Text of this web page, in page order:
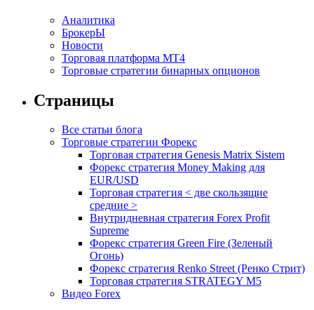
Аналитика
БрокерЫ
Новости
Торговая платформа МТ4
Торговые стратегии бинарных опционов
Страницы
Все статьи блога
Торговые стратегии Форекс
Торговая стратегия Genesis Matrix Sistem
Форекс стратегия Money Making для
EUR/USD
Торговая стратегия < две скользящие
средние >
Внутридневная стратегия Forex Profit
Supreme
Форекс стратегия Green Fire (Зеленый
Огонь)
Форекс стратегия Renko Street (Ренко Стрит)
Торговая стратегия STRATEGY M5
Видео Forex